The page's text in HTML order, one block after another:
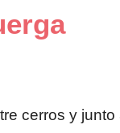
cerros y junto